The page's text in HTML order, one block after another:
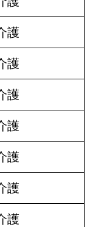
護
護
護
護
護
護
護